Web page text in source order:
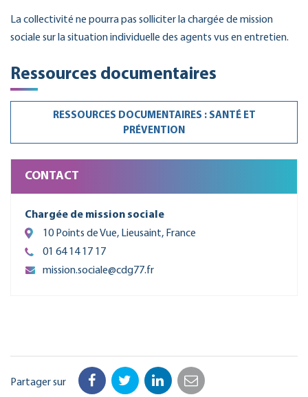
La collectivité ne pourra pas solliciter la chargée de mission
sociale sur la situation individuelle des agents vus en entretien.
Ressources documentaires
RESSOURCES DOCUMENTAIRES : SANTÉ ET
PRÉVENTION
CONTACT
Chargée de mission sociale
10 Points de Vue, Lieusaint, France
01 64 14 17 17
mission.sociale@cdg77.fr
Partager sur Facebook
TwitterLinkedIn
Email